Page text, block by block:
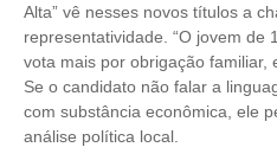
Alta” vê nesses novos títulos a
representatividade. “O jovem de
vota mais por obrigação familiar,
Se o candidato não falar a
com substância econômica, ele
análise política local.